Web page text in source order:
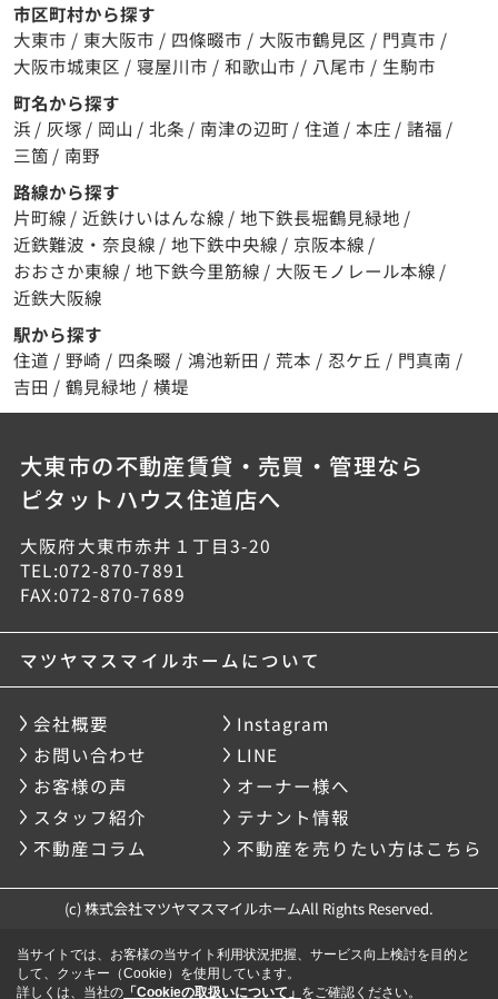
市区町村から探す
大東市 / 東大阪市 / 四條畷市 / 大阪市鶴見区 / 門真市 /
大阪市城東区 / 寝屋川市 / 和歌山市 / 八尾市 / 生駒市
町名から探す
浜 / 灰塚 / 岡山 / 北条 / 南津の辺町 / 住道 / 本庄 / 諸福 /
三箇 / 南野
路線から探す
片町線 / 近鉄けいはんな線 / 地下鉄長堀鶴見緑地 /
近鉄難波・奈良線 / 地下鉄中央線 / 京阪本線 /
おおさか東線 / 地下鉄今里筋線 / 大阪モノレール本線 /
近鉄大阪線
駅から探す
住道 / 野崎 / 四条畷 / 鴻池新田 / 荒本 / 忍ケ丘 / 門真南 /
吉田 / 鶴見緑地 / 横堤
大東市の不動産賃貸・売買・管理なら
ピタットハウス住道店へ
大阪府大東市赤井１丁目3-20
TEL:072-870-7891
FAX:072-870-7689
マツヤマスマイルホームについて
会社概要
Instagram
お問い合わせ
LINE
お客様の声
オーナー様へ
スタッフ紹介
テナント情報
不動産コラム
不動産を売りたい方はこちら
(c) 株式会社マツヤマスマイルホームAll Rights Reserved.
当サイトでは、お客様の当サイト利用状況把握、サービス向上検討を目的と
して、クッキー（Cookie）を使用しています。
詳しくは、当社の 「Cookieの取扱いについて」 をご確認ください。